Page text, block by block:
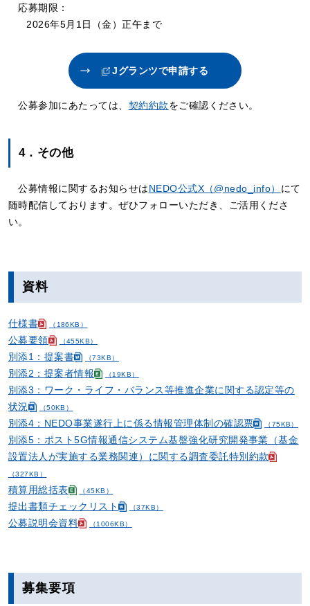
応募期限：
2026年5月1日（金）正午まで
Jグランツで申請する
公募参加にあたっては、 契約約款をご確認ください。
4．その他
公募情報に関するお知らせはNEDO公式X（@nedo_info） にて
随時配信しております。ぜひフォローいただき、ご活用くださ
い。
資料
仕様書 （186KB）
公募要領 （455KB）
別添1：提案書 （73KB）
別添2：提案者情報 （19KB）
別添3：ワーク・ライフ・バランス等推進企業に関する認定等の
状況
（50KB）
別添4：NEDO事業遂行上に係る情報管理体制の確認票 （75KB）
別添5：ポスト5G情報通信システム基盤強化研究開発事業（基金
設置法人が実施する業務関連）に関する調査委託特別約款
（327KB）
積算用総括表 （45KB）
提出書類チェックリスト （37KB）
公募説明会資料 （1006KB）
募集要項